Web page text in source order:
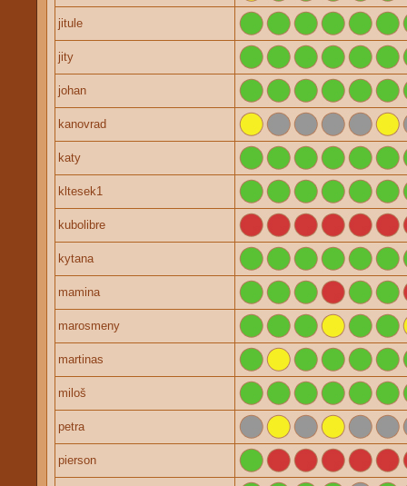
jitule
jity
johan
kanovrad
katy
kltesek1
kubolibre
kytana
mamina
marosmeny
martinas
miloš
petra
pierson